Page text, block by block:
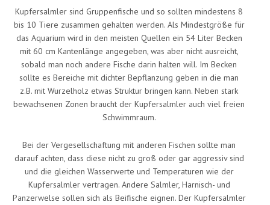
Kupfersalmler sind Gruppenfische und so sollten mindestens 8
bis 10 Tiere zusammen gehalten werden. Als Mindestgröße für
das Aquarium wird in den meisten Quellen ein 54 Liter Becken
mit 60 cm Kantenlänge angegeben, was aber nicht ausreicht,
sobald man noch andere Fische darin halten will. Im Becken
sollte es Bereiche mit dichter Bepflanzung geben in die man
z.B. mit Wurzelholz etwas Struktur bringen kann. Neben stark
bewachsenen Zonen braucht der Kupfersalmler auch viel freien
Schwimmraum.
Bei der Vergesellschaftung mit anderen Fischen sollte man
darauf achten, dass diese nicht zu groß oder gar aggressiv sind
und die gleichen Wasserwerte und Temperaturen wie der
Kupfersalmler vertragen. Andere Salmler, Harnisch- und
Panzerwelse sollen sich als Beifische eignen. Der Kupfersalmler